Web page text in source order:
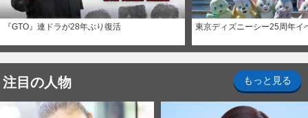
『GTO』連ドラが28年ぶり復活 東京ディズニーシー25周年イ
注目の人物 もっと見る